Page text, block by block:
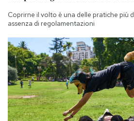
Coprirne il volto è una delle pratiche più
assenza di regolamentazioni